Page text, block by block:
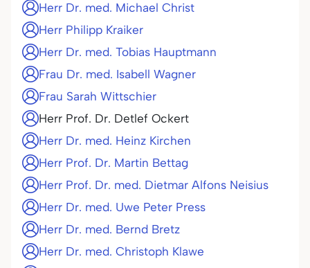
Herr Dr. med. Michael Christ
Herr Philipp Kraiker
Herr Dr. med. Tobias Hauptmann
Frau Dr. med. Isabell Wagner
Frau Sarah Wittschier
Herr Prof. Dr. Detlef Ockert
Herr Dr. med. Heinz Kirchen
Herr Prof. Dr. Martin Bettag
Herr Prof. Dr. med. Dietmar Alfons Neisius
Herr Dr. med. Uwe Peter Press
Herr Dr. med. Bernd Bretz
Herr Dr. med. Christoph Klawe